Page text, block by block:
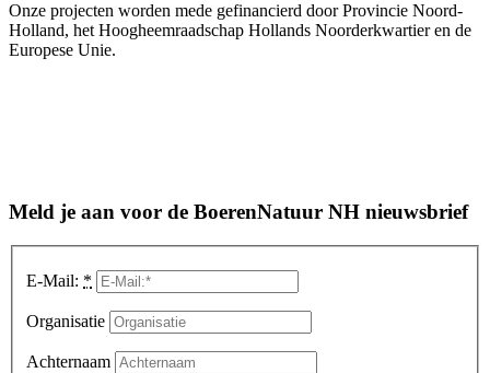
Onze projecten worden mede gefinancierd door Provincie Noord-
Holland, het Hoogheemraadschap Hollands Noorderkwartier en de
Europese Unie.
Meld je aan voor de BoerenNatuur NH nieuwsbrief
E-Mail: *
Organisatie
Achternaam